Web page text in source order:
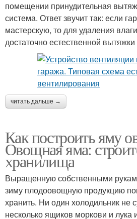
помещении принудительная
система. Ответ звучит так: если
мастерскую, то для удаления
достаточно естественной
читать дальше →
Как построить яму
Овощная яма:
хранилища
Выращенную собственными
зиму плодоовощную продукцию
хранить. Ни один холодильник не
несколько ящиков моркови и лука